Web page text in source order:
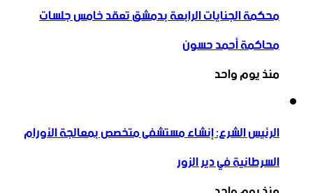
محكمة الجنايات الرابعة بدمشق تعقد خامس جلسات
محاكمة أحمد حسون
منذ يوم واحد
الرئيس الشرع: إنشاء ‌‏مستشفى متخصص بمعالجة الأورام
السرطانية في دير الزور